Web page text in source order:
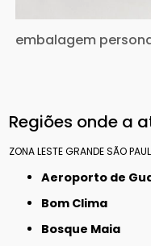
embalagem
Regiões onde a
ZONA LESTEGRANDE SÃO
Aeroporto de
Bom Clima
Bosque Maia